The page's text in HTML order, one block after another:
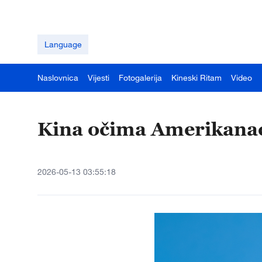
Language
Naslovnica Vijesti Fotogalerija Kineski Ritam Video
Kina očima
2026-05-13 03:55:18